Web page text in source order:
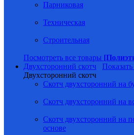
Парниковая
Техническая
Строительная
Посмотреть все товары
Двухсторонний скотч
Двухсторонний скотч
Скотч двухсторонний на
Скотч двухсторонний на
Скотч двухсторонний на
основе